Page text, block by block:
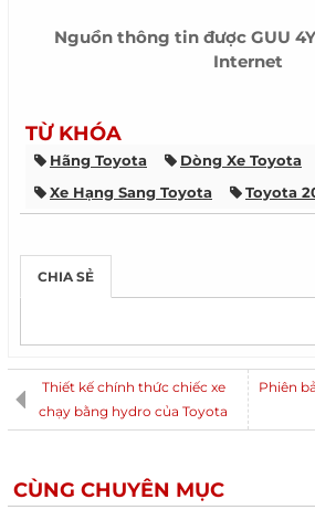
Nguồn thông tin được GUU
Internet
TỪ KHÓA
Hãng Toyota
Dòng Xe Toyota
Xe Hạng Sang Toyota
Toyota
CHIA SẺ
Thiết kế chính thức chiếc xe
chạy bằng hydro của Toyota
Phiên
CÙNG CHUYÊN MỤC